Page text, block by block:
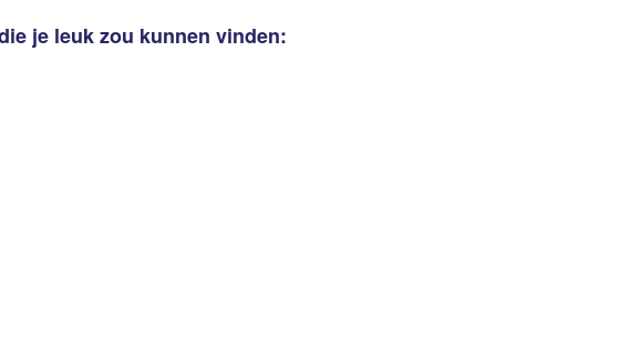
je leuk zou kunnen vinden: